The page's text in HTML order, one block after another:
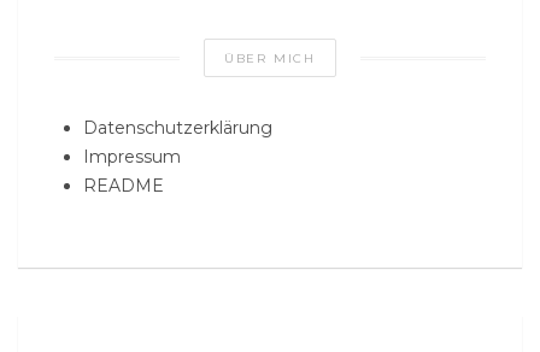
ÜBER MICH
Datenschutzerklärung
Impressum
README